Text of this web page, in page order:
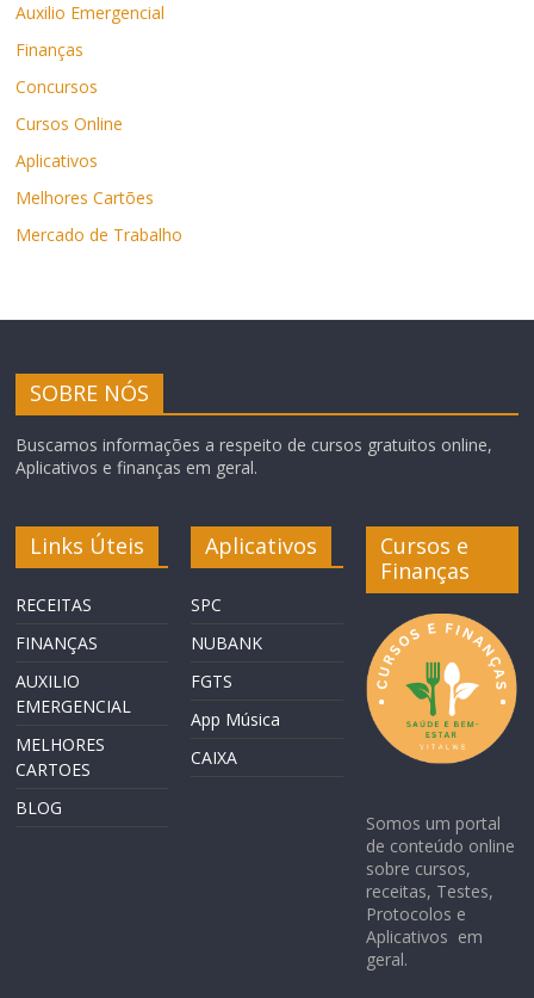
Auxilio Emergencial
Finanças
Concursos
Cursos Online
Aplicativos
Melhores Cartões
Mercado de Trabalho
SOBRE NÓS
Buscamos informações a respeito de cursos gratuitos online,
Aplicativos e finanças em geral.
Links Úteis
RECEITAS
FINANÇAS
AUXILIO
EMERGENCIAL
MELHORES
CARTOES
BLOG
Aplicativos
SPC
NUBANK
FGTS
App Música
CAIXA
Cursos e
Finanças
Somos um portal
de conteúdo online
sobre cursos,
receitas, Testes,
Protocolos e
Aplicativos em
geral.